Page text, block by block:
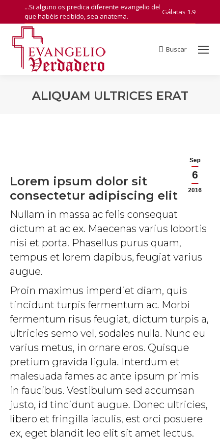
...Si alguno os predica diferente evangelio del
que habéis recibido, sea anatema.
Gálatas 1.9
Search:
Buscar
ALIQUAM ULTRICES ERAT
Sep
6
2016
Lorem ipsum dolor sit
consectetur adipiscing elit
Nullam in massa ac felis consequat
dictum at ac ex. Maecenas varius lobortis
nisi et porta. Phasellus purus quam,
tempus et lorem dapibus, feugiat varius
augue.
Proin maximus imperdiet diam, quis
tincidunt turpis fermentum ac. Morbi
fermentum risus feugiat, dictum turpis a,
ultricies semo vel, sodales nulla. Nunc eu
varius metus, in ornare eros. Quisque
pretium gravida ligula. Interdum et
malesuada fames ac ante ipsum primis
in faucibus. Vestibulum sed accumsan
justo, id tincidunt augue. Donec ultricies,
libero et fringilla iaculis, est orci posuere
ex, eget blandit leo elit sit amet lectus.